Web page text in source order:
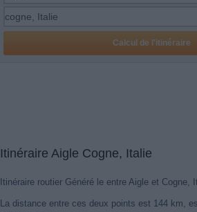
Itinéraire Aigle Cogne, Italie
Itinéraire routier Généré le entre Aigle et Cogne,
La distance entre ces deux points est 144 km,